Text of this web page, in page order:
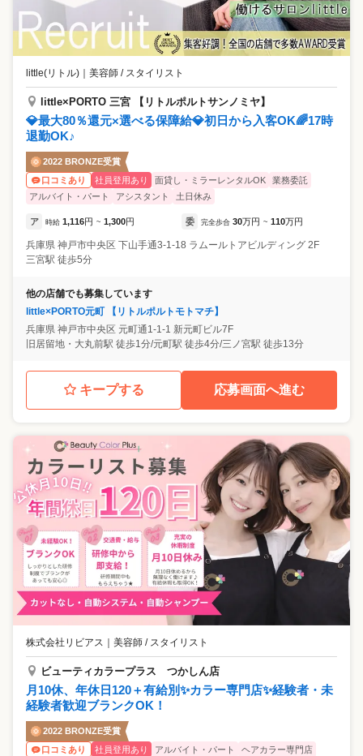
little(リトル) 美容師 / スタイリスト
little×PORTO 三宮 【リトルポルトサンノミヤ】
💎最大80％還元×選べる保障給💎初日から入客OK🌈17時
退勤OK♪
2022 BRONZE受賞
口コミあり
社員登用あり 面貸し・ミラーレンタルOK
業務委託
アルバイト・パート
アシスタント 土日休み
ア 時給 1,116円 ~ 1,300円 委 完全歩合 30万円 ~ 110万円
兵庫県 神戸市中央区 下山手通3-1-18 ラムールトアビルディング 2F
三宮駅 徒歩5分
他の店舗でも募集しています
little×PORTO元町 【リトルポルトモトマチ】
兵庫県 神戸市中央区 元町通1-1-1 新元町ビル7F
旧居留地・大丸前駅 徒歩1分/元町駅 徒歩4分/三ノ宮駅 徒歩13分
キープする 応募画面へ進む
株式会社リビアス 美容師 / スタイリスト
ビューティカラープラス つかしん店
月10休、年休日120＋有給別✨カラー専門店✨経験者・未
経験者歓迎ブランクOK！
2022 BRONZE受賞
口コミあり
社員登用あり アルバイト・パート
ヘアカラー専門店